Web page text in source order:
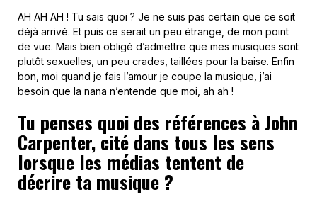
AH AH AH ! Tu sais quoi ? Je ne suis pas certain que ce soit
déjà arrivé. Et puis ce serait un peu étrange, de mon point
de vue. Mais bien obligé d’admettre que mes musiques sont
plutôt sexuelles, un peu crades, taillées pour la baise. Enfin
bon, moi quand je fais l’amour je coupe la musique, j’ai
besoin que la nana n’entende que moi, ah ah !
Tu penses quoi des références à John
Carpenter, cité dans tous les sens
lorsque les médias tentent de
décrire ta musique ?